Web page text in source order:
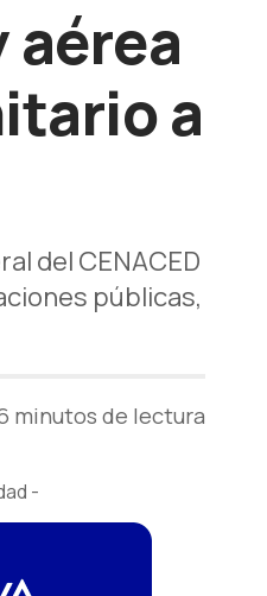
aérea
a
del CENACED
públicas,
minutos de lectura
-